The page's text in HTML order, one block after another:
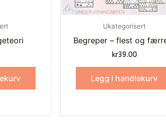
Ukategorisert
Begreper – flest og
kr39.00
Legg i handlekurv